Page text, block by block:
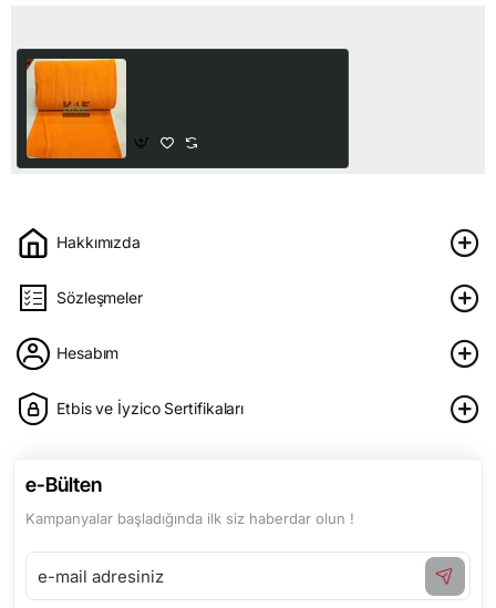
Hakkımızda
Sözleşmeler
Hesabım
Etbis ve İyzico Sertifikaları
e-Bülten
Kampanyalar başladığında ilk siz haberdar olun !
e-
mail
adresiniz